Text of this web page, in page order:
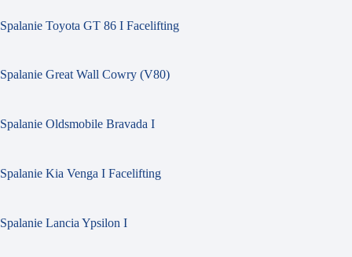
Spalanie Toyota GT 86 I Facelifting
Spalanie Great Wall Cowry (V80)
Spalanie Oldsmobile Bravada I
Spalanie Kia Venga I Facelifting
Spalanie Lancia Ypsilon I